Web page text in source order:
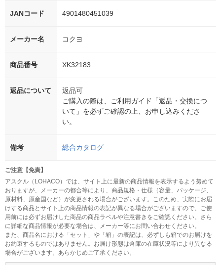
JANコード 4901480451039
メーカー名 コクヨ
商品番号 XK32183
返品について
返品可
ご購入の際は、ご利用ガイド「返品・交換につ
いて」を必ずご確認の上、お申し込みくださ
い。
備考 総合カタログ
ご注意【免責】
アスクル（LOHACO）では、サイト上に最新の商品情報を表示するよう努めて
おりますが、メーカーの都合等により、商品規格・仕様（容量、パッケージ、
原材料、原産国など）が変更される場合がございます。このため、実際にお届
けする商品とサイト上の商品情報の表記が異なる場合がございますので、ご使
用前には必ずお届けした商品の商品ラベルや注意書きをご確認ください。さら
に詳細な商品情報が必要な場合は、メーカー等にお問い合わせください。
また、商品名における「セット」や「箱」の表記は、必ずしも箱でのお届けを
お約束するものではありません。お届け形態は倉庫の在庫状況等により異なる
場合がございます。あらかじめご了承ください。